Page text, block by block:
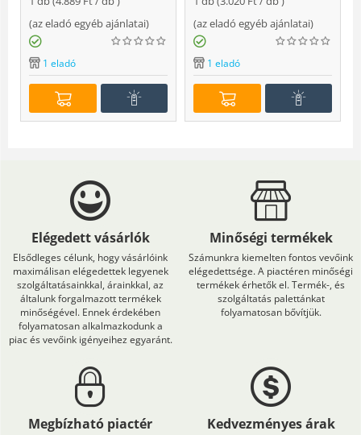
(az eladó egyéb ajánlatai)
1 eladó
(az eladó egyéb ajánlatai)
1 eladó
Elégedett vásárlók
Elsődleges célunk, hogy vásárlóink
maximálisan elégedettek legyenek
szolgáltatásainkkal, árainkkal, az
általunk forgalmazott termékek
minőségével. Ennek érdekében
folyamatosan alkalmazkodunk a
piac és vevőink igényeihez egyaránt.
Minőségi termékek
Számunkra kiemelten fontos vevőink
elégedettsége. A piactéren minőségi
termékek érhetők el. Termék-, és
szolgáltatás palettánkat
folyamatosan bővítjük.
Megbízható piactér Kedvezményes árak